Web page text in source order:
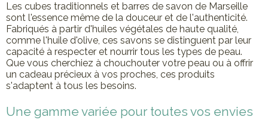
Les cubes traditionnels et barres de savon de Marseille
sont l'essence même de la douceur et de l'authenticité.
Fabriqués à partir d'huiles végétales de haute qualité,
comme l'huile d'olive, ces savons se distinguent par leur
capacité à respecter et nourrir tous les types de peau.
Que vous cherchiez à chouchouter votre peau ou à offrir
un cadeau précieux à vos proches, ces produits
s'adaptent à tous les besoins.
Une gamme variée pour toutes vos envies